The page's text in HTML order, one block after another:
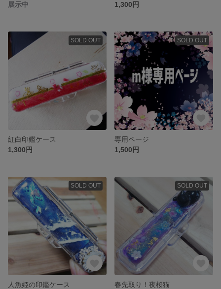
展示中
1,300円
SOLD OUT
紅白印鑑ケース
1,300円
SOLD OUT
専用ページ
1,500円
SOLD OUT
人魚姫の印鑑ケース
SOLD OUT
春先取り！夜桜猫